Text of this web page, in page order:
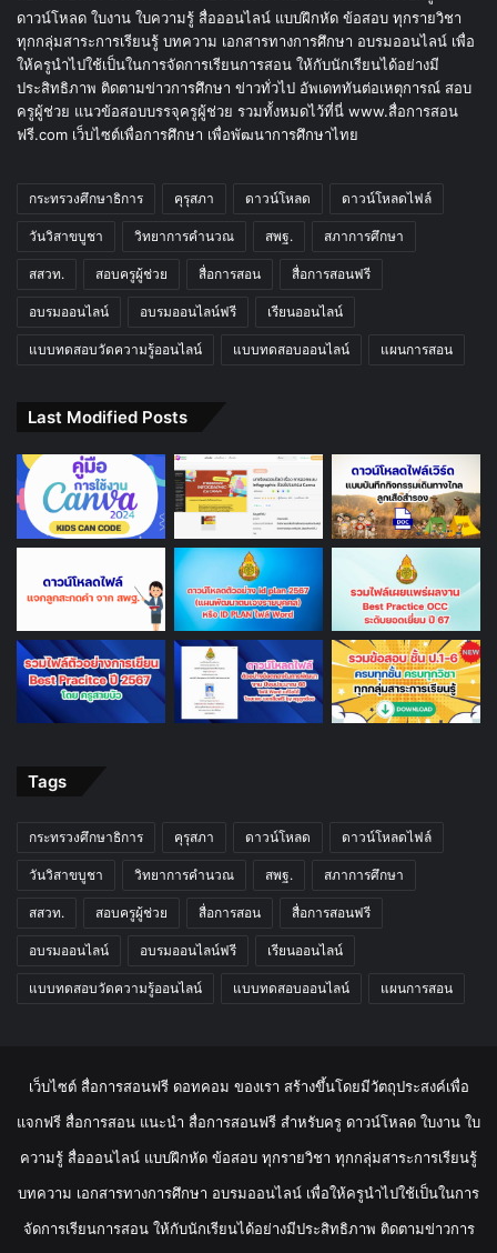
ดาวน์โหลด ใบงาน ใบความรู้ สื่อออนไลน์ แบบฝึกหัด ข้อสอบ ทุกรายวิชา
ทุกกลุ่มสาระการเรียนรู้ บทความ เอกสารทางการศึกษา อบรมออนไลน์ เพื่อ
ให้ครูนำไปใช้เป็นในการจัดการเรียนการสอน ให้กับนักเรียนได้อย่างมี
ประสิทธิภาพ ติดตามข่าวการศึกษา ข่าวทั่วไป อัพเดททันต่อเหตุการณ์ สอบ
ครูผู้ช่วย แนวข้อสอบบรรจุครูผู้ช่วย รวมทั้งหมดไว้ที่นี่ www.สื่อการสอน
ฟรี.com เว็บไซต์เพื่อการศึกษา เพื่อพัฒนาการศึกษาไทย
กระทรวงศึกษาธิการ คุรุสภา ดาวน์โหลด ดาวน์โหลดไฟล์
วันวิสาขบูชา วิทยาการคำนวณ สพฐ. สภาการศึกษา
สสวท. สอบครูผู้ช่วย สื่อการสอน สื่อการสอนฟรี
อบรมออนไลน์ อบรมออนไลน์ฟรี เรียนออนไลน์
แบบทดสอบวัดความรู้ออนไลน์ แบบทดสอบออนไลน์ แผนการสอน
Last Modified Posts
Tags
กระทรวงศึกษาธิการ คุรุสภา ดาวน์โหลด ดาวน์โหลดไฟล์
วันวิสาขบูชา วิทยาการคำนวณ สพฐ. สภาการศึกษา
สสวท. สอบครูผู้ช่วย สื่อการสอน สื่อการสอนฟรี
อบรมออนไลน์ อบรมออนไลน์ฟรี เรียนออนไลน์
แบบทดสอบวัดความรู้ออนไลน์ แบบทดสอบออนไลน์ แผนการสอน
เว็บไซต์ สื่อการสอนฟรี ดอทคอม ของเรา สร้างขึ้นโดยมีวัตถุประสงค์เพื่อ
แจกฟรี สื่อการสอน แนะนำ สื่อการสอนฟรี สำหรับครู ดาวน์โหลด ใบงาน ใบ
ความรู้ สื่อออนไลน์ แบบฝึกหัด ข้อสอบ ทุกรายวิชา ทุกกลุ่มสาระการเรียนรู้
บทความ เอกสารทางการศึกษา อบรมออนไลน์ เพื่อให้ครูนำไปใช้เป็นในการ
จัดการเรียนการสอน ให้กับนักเรียนได้อย่างมีประสิทธิภาพ ติดตามข่าวการ